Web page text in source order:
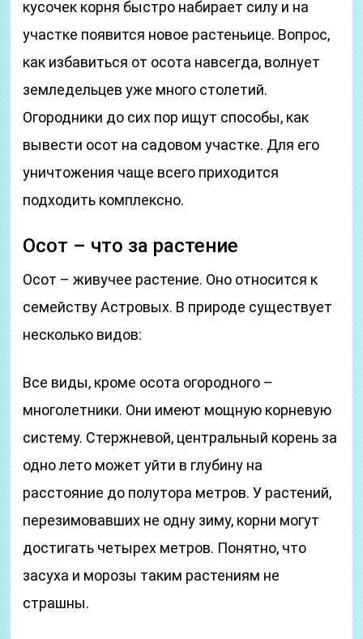
кусочек корня быстро набирает силу и на
участке появится новое растеньице. Вопрос,
как избавиться от осота навсегда, волнует
земледельцев уже много столетий.
Огородники до сих пор ищут способы, как
вывести осот на садовом участке. Для его
уничтожения чаще всего приходится
подходить комплексно.
Осот – что за растение
Осот – живучее растение. Оно относится к
семейству Астровых. В природе существует
несколько видов:
Все виды, кроме осота огородного –
многолетники. Они имеют мощную корневую
систему. Стержневой, центральный корень за
одно лето может уйти в глубину на
расстояние до полутора метров. У растений,
перезимовавших не одну зиму, корни могут
достигать четырех метров. Понятно, что
засуха и морозы таким растениям не
страшны.